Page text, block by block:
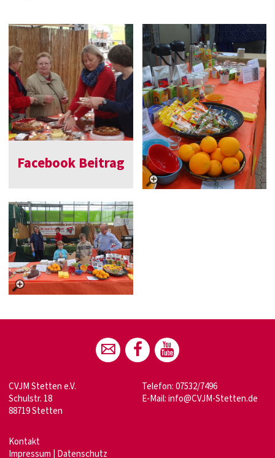
Facebook Beitrag
CVJM Stetten e.V.
Schulstr. 18
88719 Stetten
Telefon: 07532/7496
E-Mail:info@CVJM-Stetten.de
Kontakt
Impressum Datenschutz